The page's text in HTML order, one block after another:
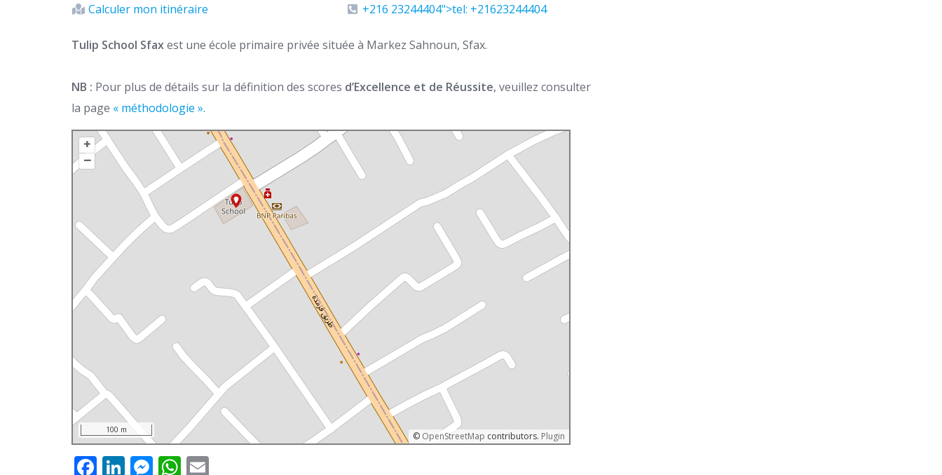
Calculer mon itinéraire +216 23244404">tel: +21623244404
Tulip School Sfaxest une école primaire privée située à Markez Sahnoun, Sfax.
NB : Pour plus de détails sur la définition des scores d’Excellence et de Réussite, veuillez consulter
la page « méthodologie ».
+
–
© OpenStreetMap contributors. Plugin
100 m
Facebook
LinkedIn
Messenger
WhatsApp